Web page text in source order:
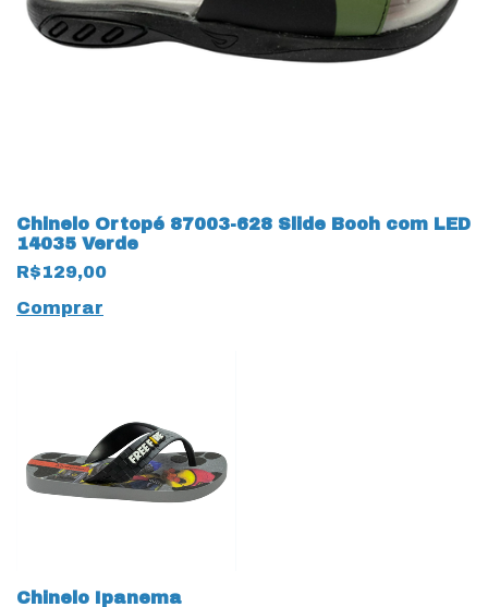
Chinelo Ortopé 87003-628 Slide Booh com LED
14035 Verde
R$129,00
Comprar
Chinelo Ipanema